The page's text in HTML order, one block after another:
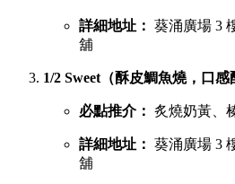
葵廣最強甜品 TOP 6 排行榜